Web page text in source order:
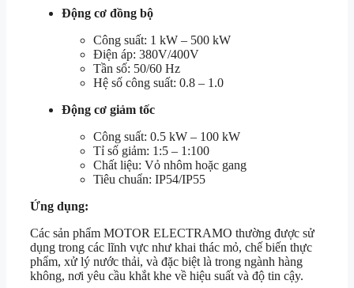
Động cơ đồng bộ
Công suất: 1 kW – 500 kW
Điện áp: 380V/400V
Tần số: 50/60 Hz
Hệ số công suất: 0.8 – 1.0
Động cơ giảm tốc
Công suất: 0.5 kW – 100 kW
Tỉ số giảm: 1:5 – 1:100
Chất liệu: Vỏ nhôm hoặc gang
Tiêu chuẩn: IP54/IP55
Ứng dụng:
Các sản phẩm MOTOR ELECTRAMO thường được sử
dụng trong các lĩnh vực như khai thác mỏ, chế biến thực
phẩm, xử lý nước thải, và đặc biệt là trong ngành hàng
không, nơi yêu cầu khắt khe về hiệu suất và độ tin cậy.